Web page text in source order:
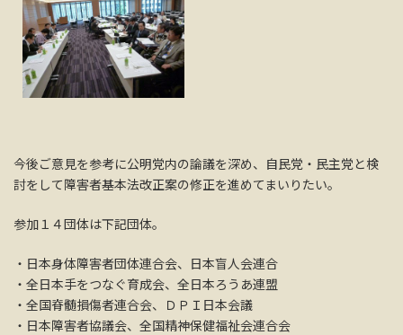
今後ご意見を参考に公明党内の論議を深め、自民党・民主党と検
討をして障害者基本法改正案の修正を進めてまいりたい。
参加１４団体は下記団体。
・日本身体障害者団体連合会、日本盲人会連合
・全日本手をつなぐ育成会、全日本ろうあ連盟
・全国脊髄損傷者連合会、ＤＰＩ日本会議
・日本障害者協議会、全国精神保健福祉会連合会